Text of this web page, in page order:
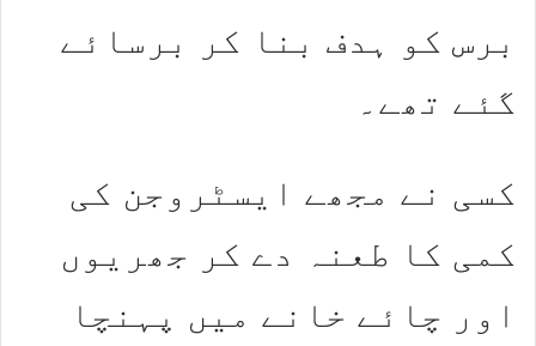
برس کو ہدف بنا کر برسائے
گئے تھے۔
کسی نے مجھے ایسٹروجن کی
کمی کا طعنہ دے کر جھریوں
اور چائے خانے میں پہنچا